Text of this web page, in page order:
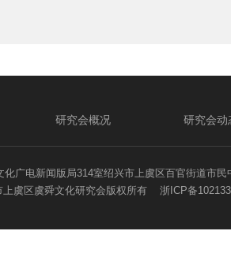
研究会概况 研究会动
化广电新闻版局314室绍兴市上虞区百官街道
上虞区虞舜文化研究会版权所有 浙ICP备